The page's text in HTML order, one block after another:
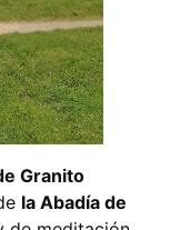
Granito
la Abadía de